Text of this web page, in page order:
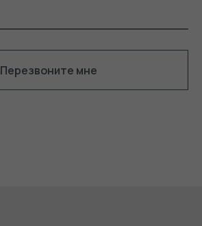
Перезвоните мне